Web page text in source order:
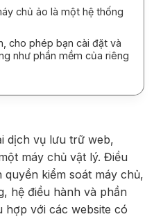
chủ ảo là một hệ thống
cho phép bạn cài đặt và
như phần mềm của riêng
dịch vụ lưu trữ web,
máy chủ vật lý. Điều
kiểm soát máy chủ,
hệ điều hành và phần
hợp với các website có